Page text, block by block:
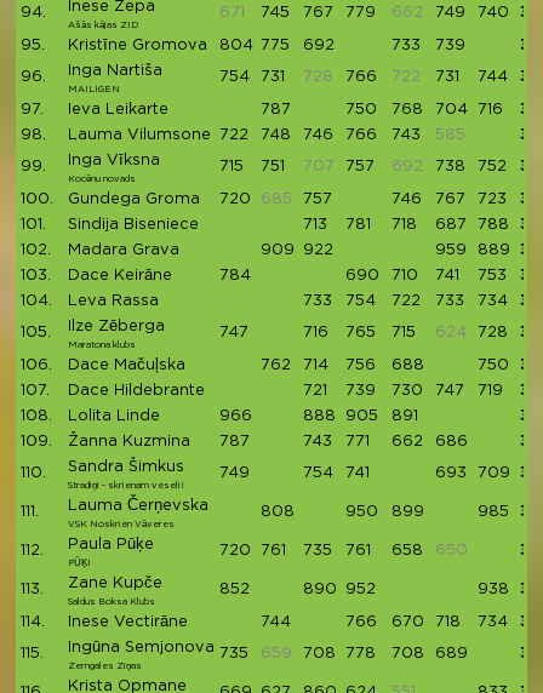
94. Inese Zepa
Ašās kājas ZID
671 745 767 779 662 749 740
95. Kristīne Gromova 804 775 692 733 739
96. Inga Nartiša
MAILIGEN
754 731 728 766 722 731 744
97. Ieva Leikarte 787 750 768 704 716
98.
Lauma Vilumsone 722 748 746 766 743 585
99. Inga Vīksna
Kocēnu novads
715 751 707 757 692 738 752
100. Gundega Groma 720 685 757 746 767 723
101.
Sindija Biseniece 713 781 718 687 788
102.
Madara Grava 909 922 959 889
103.
Dace Keirāne 784 690 710 741 753
104.
Leva Rassa 733 754 722 733 734
105. Ilze Zēberga
Maratona klubs
747 716 765 715 624 728
106. Dace Mačuļska 762 714 756 688 750
107.
Dace Hildebrante 721 739 730 747 719
108.
Lolita Linde 966 888 905 891
109.
Žanna Kuzmina 787 743 771 662 686
110. Sandra Šimkus
Stradiņi - skrienam veseli!
749 754 741 693 709
111. Lauma Čerņevska
VSK Noskrien Vāveres
808 950 899 985
112. Paula Pūķe
PŪĶI
720 761 735 761 658 650
113. Zane Kupče
Saldus Boksa Klubs
852 890 952 938
114. Inese Vectirāne 744 766 670 718 734
115. Ingūna Semjonova
Zemgales Ziņas
735 659 708 778 708 689
Krista Opmane